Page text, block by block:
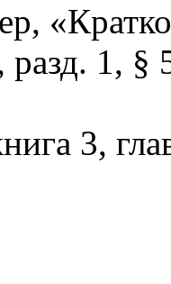
разд. 1, §
3,